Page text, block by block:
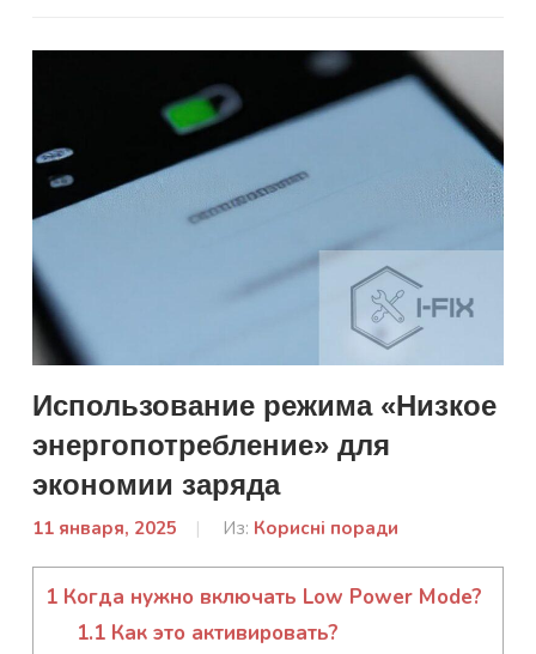
Использование режима «Низкое
энергопотребление» для
экономии заряда
11 января, 2025
От:
admin
Из: Корисні поради
1 Когда нужно включать Low Power Mode?
1.1Как это активировать?